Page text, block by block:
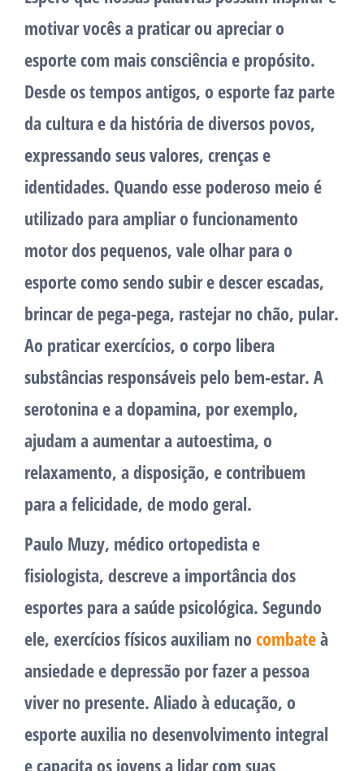
motivar vocês a praticar ou apreciar o
esporte com mais consciência e propósito.
Desde os tempos antigos, o esporte faz parte
da cultura e da história de diversos povos,
expressando seus valores, crenças e
identidades. Quando esse poderoso meio é
utilizado para ampliar o funcionamento
motor dos pequenos, vale olhar para o
esporte como sendo subir e descer escadas,
brincar de pega-pega, rastejar no chão, pular.
Ao praticar exercícios, o corpo libera
substâncias responsáveis pelo bem-estar. A
serotonina e a dopamina, por exemplo,
ajudam a aumentar a autoestima, o
relaxamento, a disposição, e contribuem
para a felicidade, de modo geral.
Paulo Muzy, médico ortopedista e
fisiologista, descreve a importância dos
esportes para a saúde psicológica. Segundo
ele, exercícios físicos auxiliam no combateà
ansiedade e depressão por fazer a pessoa
viver no presente. Aliado à educação, o
esporte auxilia no desenvolvimento integral
e capacita os jovens a lidar com suas